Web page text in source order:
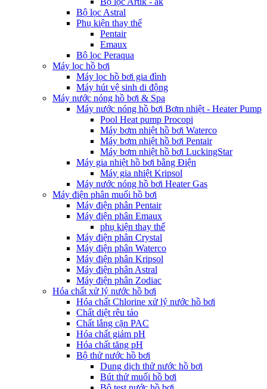
Bộ lọc Astral
Phụ kiện thay thế
Pentair
Emaux
Bộ lọc Peraqua
Máy lọc hồ bơi
Máy lọc hồ bơi gia đình
Máy hút vệ sinh di động
Máy nước nóng hồ bơi & Spa
Máy nước nóng hồ bơi Bơm nhiệt - Heater Pump
Pool Heat pump Procopi
Máy bơm nhiệt hồ bơi Waterco
Máy bơm nhiệt hồ bơi Pentair
Máy bơm nhiệt hồ bơi LuckingStar
Máy gia nhiệt hồ bơi bằng Điện
Máy gia nhiệt Kripsol
Máy nước nóng hồ bơi Heater Gas
Máy điện phân muối hồ bơi
Máy điện phân Pentair
Máy điện phân Emaux
phụ kiện thay thế
Máy điện phân Crystal
Máy điện phân Waterco
Máy điện phân Kripsol
Máy điện phân Astral
Máy điện phân Zodiac
Hóa chất xử lý nước hồ bơi
Hóa chất Chlorine xử lý nước hồ bơi
Chất diệt rêu tảo
Chất lắng cặn PAC
Hóa chất giảm pH
Hóa chất tăng pH
Bộ thử nước hồ bơi
Dung dịch thử nước hồ bơi
Bút thử muối hồ bơi